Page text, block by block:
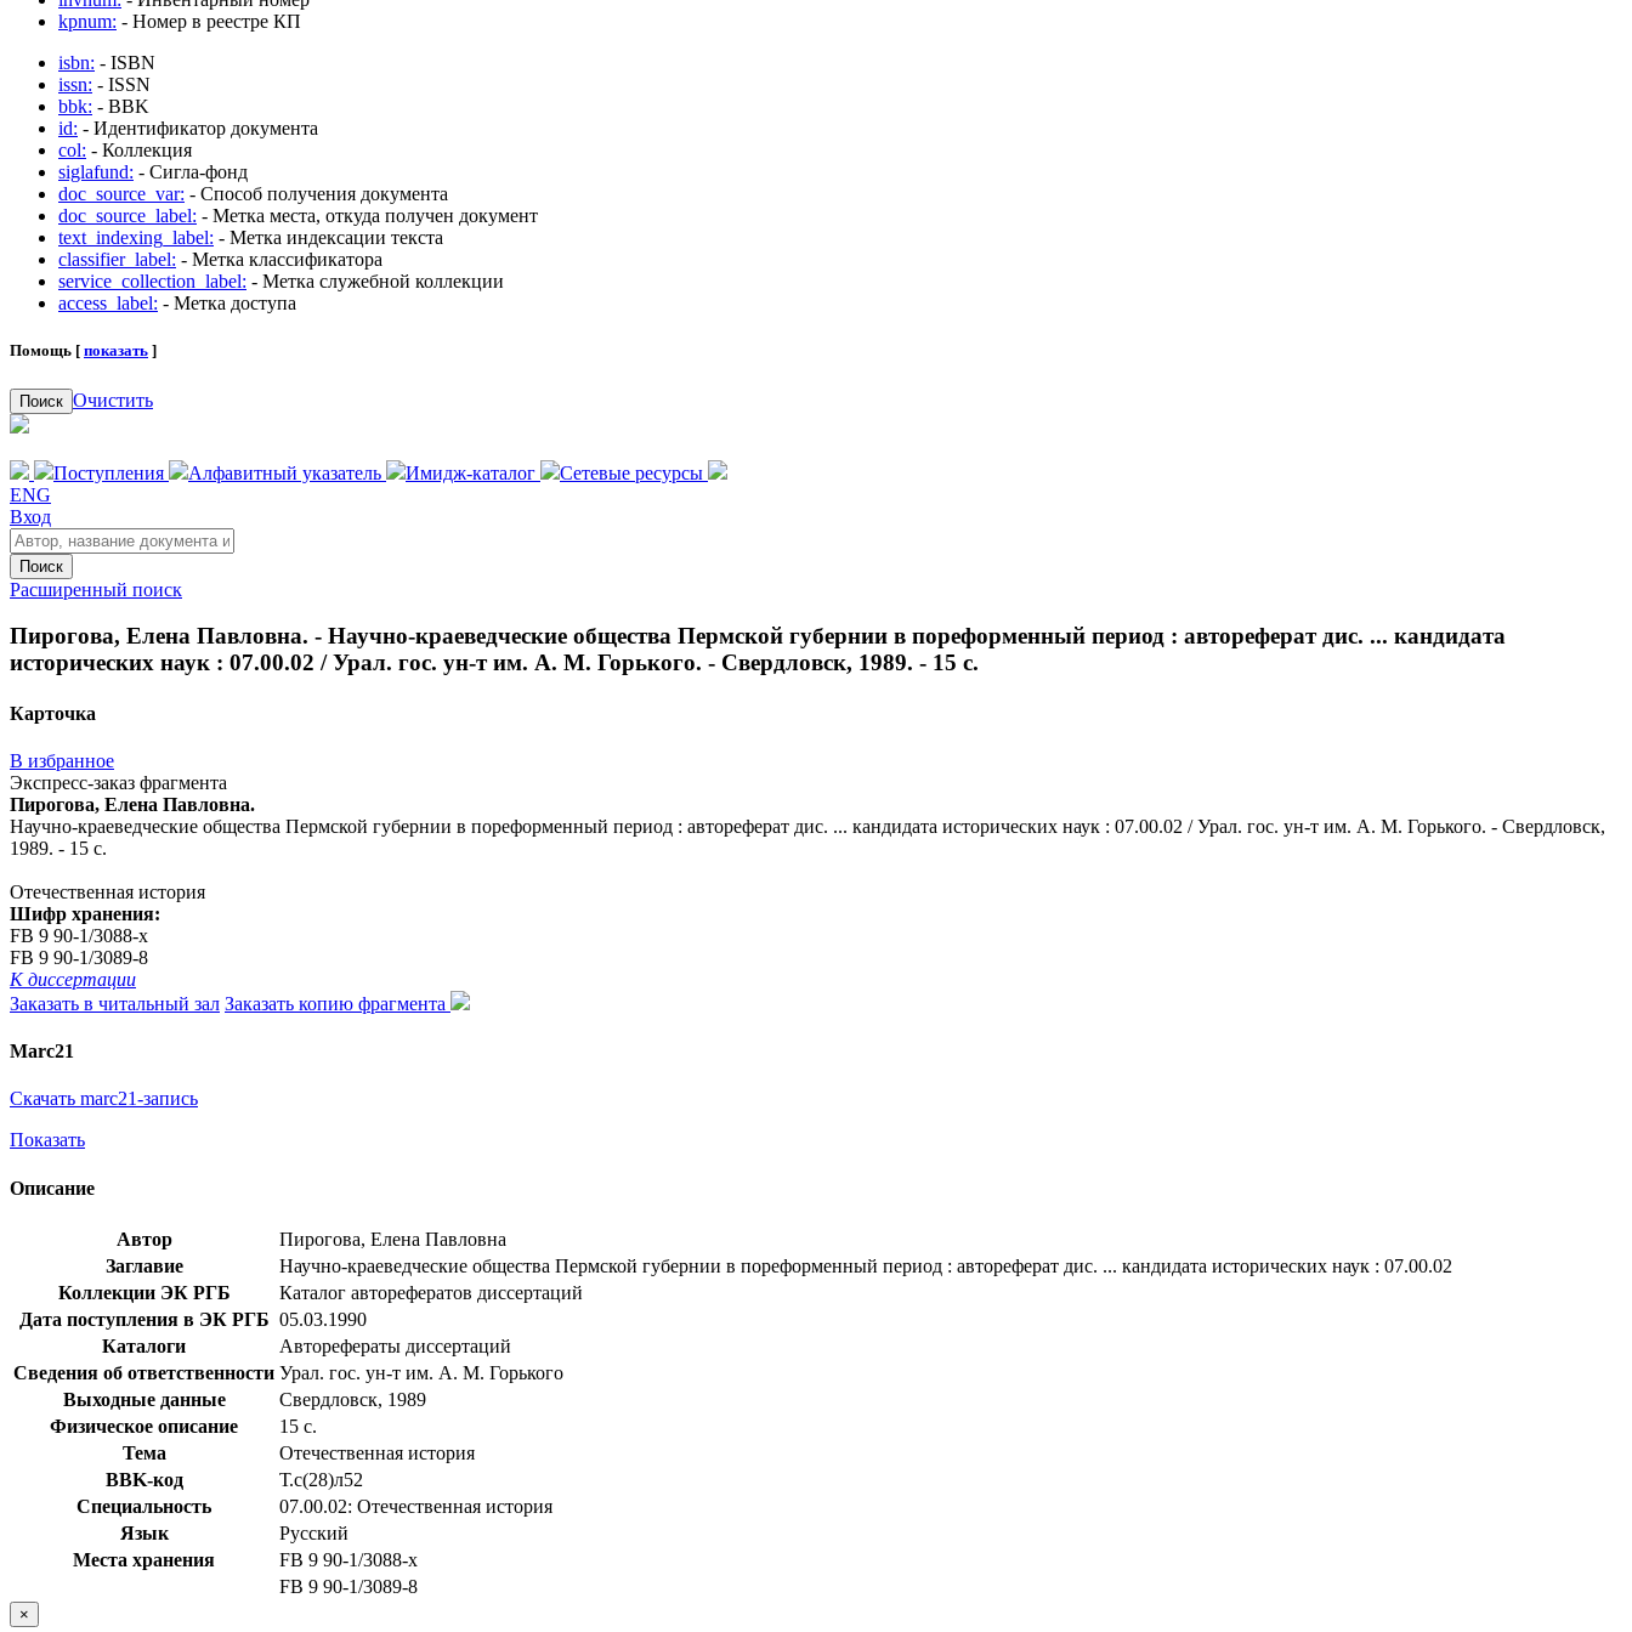
kpnum: - Номер в реестре КП
isbn: - ISBN
issn: - ISSN
bbk: - BBK
id: - Идентификатор документа
col: - Коллекция
siglafund: - Сигла-фонд
doc_source_var: - Способ получения документа
doc_source_label: - Метка места, откуда получен документ
text_indexing_label: - Метка индексации текста
classifier_label: - Метка классификатора
service_collection_label: - Метка служебной коллекции
access_label: - Метка доступа
Помощь [ показать ]
Поиск Очистить
Поступления Алфавитный указатель Имидж-каталог
Сетевые ресурсы
ENG
Вход
Поиск
Расширенный поиск
Пирогова, Елена Павловна. - Научно-краеведческие общества Пермской губернии в пореформенный период : автореферат дис. ... кандидата
исторических наук : 07.00.02 / Урал. гос. ун-т им. А. М. Горького. - Свердловск, 1989. - 15 с.
Карточка
В избранное
Экспресс-заказ фрагмента
Пирогова, Елена Павловна.
Научно-краеведческие общества Пермской губернии в пореформенный период : автореферат дис. ... кандидата исторических наук : 07.00.02 / Урал. гос. ун-т им. А. М. Горького. - Свердловск,
1989. - 15 с.
Отечественная история
Шифр хранения:
FB 9 90-1/3088-x
FB 9 90-1/3089-8
К диссертации
Заказать в читальный зал Заказать копию фрагмента
Marc21
Скачать marc21-запись
Показать
Описание
Автор
Пирогова, Елена Павловна
Заглавие
Научно-краеведческие общества Пермской губернии в пореформенный период : автореферат дис. ... кандидата исторических наук : 07.00.02
Коллекции ЭК РГБ
Каталог авторефератов диссертаций
Дата поступления в ЭК РГБ 05.03.1990
Каталоги
Авторефераты диссертаций
Сведения об ответственности Урал. гос. ун-т им. А. М. Горького
Выходные данные
Свердловск, 1989
Физическое описание
15 с.
Тема
Отечественная история
BBK-код
Т.с(28)л52
Специальность
07.00.02: Отечественная история
Язык
Русский
Места хранения
FB 9 90-1/3088-x
FB 9 90-1/3089-8
×